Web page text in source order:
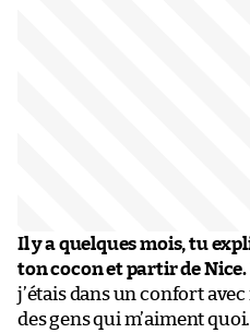
Il y a quelques mois, tu
ton cocon et partir de Nice.
j’étais dans un confort
des gens qui m’aiment